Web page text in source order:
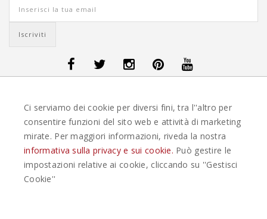
VIAGGI GUATEMALA -OFFERTE VIAGGI ISLANDA -OFFERTE VIAGGI
OFFERTE VIAGGI MAURITIUS OFFERTE VIAGGI MESSICO
OFFERTE VIAGGI NORVEGIA- OFFERTE VIAGGI PORTOGALLO-
OFFERTE VIAGGI SEYCHELLES-OFFERTE VIAGGI SPAGNA-OFFERTE
EASYWEEKS TOUR OPERATOR © 2026 COPYRIGHT EASYWEEK. TUTTI I DIRITTI
RISERVATI |
Ci serviamo dei cookie per diversi fini, tra l''altro per
consentire funzioni del sito web e attività di marketing
mirate. Per maggiori informazioni, riveda la nostra
informativa sulla privacy e sui cookie. Può gestire le
impostazioni relative ai cookie, cliccando su ''Gestisci
Cookie''